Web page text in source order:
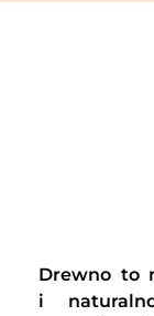
Drewno to
i